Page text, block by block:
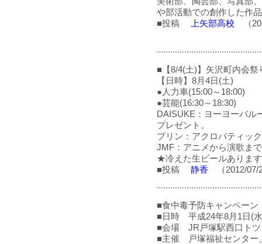
や部活動での創作した作
■投稿
上矢部高校 （
■【8/4(土)】矢沢町内会祭
【日時】8月4日(土)
●人力車(15:00～18:00)
●芸能(16:30～18:30)
DAISUKE：ヨーヨーバル
プレゼント。
プリン：アクロバティッ
JMF：アニメから演歌ま
★冷えた生ビールありま
■投稿
静香 （2012/07/
■食中毒予防キャンペーン
■日時 平成24年8月1日(
■会場 JR戸塚駅西口トツ
■主催 戸塚福祉センター